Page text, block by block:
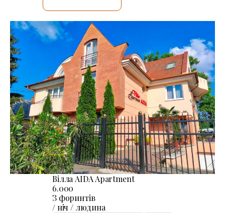
Вілла AIDA Apartment
6.000
З форинтів
/ ніч / людина